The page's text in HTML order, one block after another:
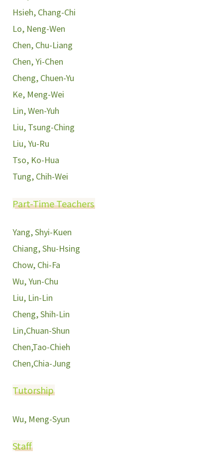
Hsieh, Chang-Chi
Lo, Neng-Wen
Chen, Chu-Liang
Chen, Yi-Chen
Cheng, Chuen-Yu
Ke, Meng-Wei
Lin, Wen-Yuh
Liu, Tsung-Ching
Liu, Yu-Ru
Tso, Ko-Hua
Tung, Chih-Wei
Part-Time Teachers
Yang, Shyi-Kuen
Chiang, Shu-Hsing
Chow, Chi-Fa
Wu, Yun-Chu
Liu, Lin-Lin
Cheng, Shih-Lin
Lin,Chuan-Shun
Chen,Tao-Chieh
Chen,Chia-Jung
Tutorship
Wu, Meng-Syun
Staff